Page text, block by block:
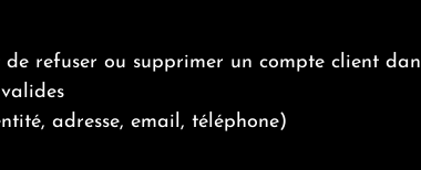
refuser ou supprimer un compte client
adresse, email, téléphone)